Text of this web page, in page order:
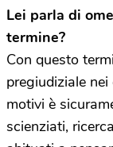
Lei parla di
termine?
Con questo
pregiudiziale
motivi è
scienziati,